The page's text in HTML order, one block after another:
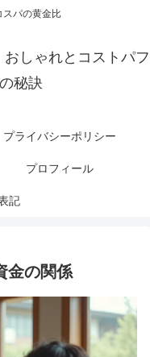
スパの黄金比
しゃれとコストパフ
秘訣
プライバシーポリシー
プロフィール
記
金の関係